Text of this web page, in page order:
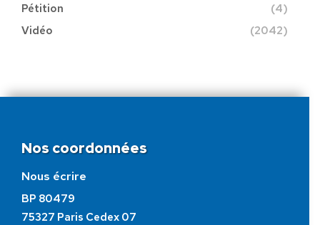
Pétition
(4)
Vidéo
(2042)
Nos coordonnées
Nous écrire
BP 80479
75327 Paris Cedex 07